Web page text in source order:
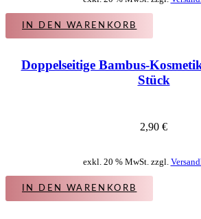
IN DEN WARENKORB
Doppelseitige Bambus-
Stück
2,90 €
exkl. 20 % MwSt. zzgl.
IN DEN WARENKORB